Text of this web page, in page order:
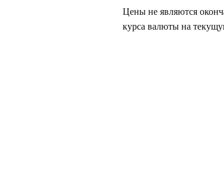
Цены не являются
курса валюты на